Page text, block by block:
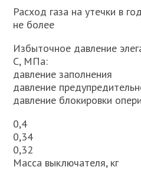
Расход газа на утечки в
не более
Избыточное давление
С, МПа:
давление заполнения
давление
давление блокировки
0,4
0,34
0,32
Масса выключателя, кг